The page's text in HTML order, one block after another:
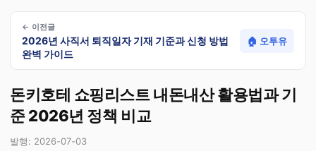
← 이전글
2026년 사직서 퇴직일자 기재 기준과 신청 방법
완벽 가이드
🏠 오투유
돈키호테 쇼핑리스트 내돈내산 활용법과 기
준 2026년 정책 비교
발행: 2026-07-03